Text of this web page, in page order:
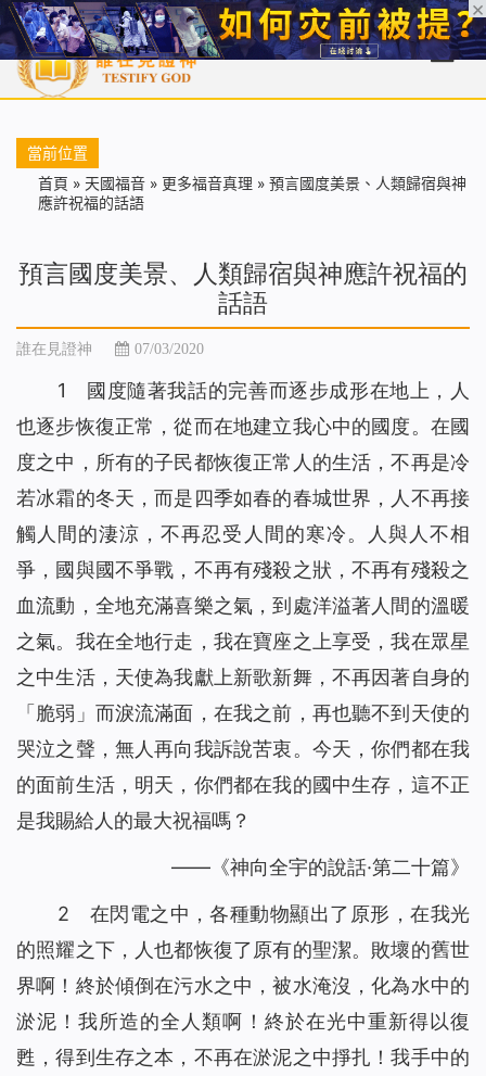
首頁 每日靈糧 天國福音 基督徒見證 信仰解答 聖經
當前位置
首頁 » 天國福音 » 更多福音真理 » 預言國度美景、人類歸宿與神
應許祝福的話語
預言國度美景、人類歸宿與神應許祝福的
話語
誰在見證神 07/03/2020
1 國度隨著我話的完善而逐步成形在地上，人
也逐步恢復正常，從而在地建立我心中的國度。在國
度之中，所有的子民都恢復正常人的生活，不再是冷
若冰霜的冬天，而是四季如春的春城世界，人不再接
觸人間的淒涼，不再忍受人間的寒冷。人與人不相
爭，國與國不爭戰，不再有殘殺之狀，不再有殘殺之
血流動，全地充滿喜樂之氣，到處洋溢著人間的溫暖
之氣。我在全地行走，我在寶座之上享受，我在眾星
之中生活，天使為我獻上新歌新舞，不再因著自身的
「脆弱」而淚流滿面，在我之前，再也聽不到天使的
哭泣之聲，無人再向我訴說苦衷。今天，你們都在我
的面前生活，明天，你們都在我的國中生存，這不正
是我賜給人的最大祝福嗎？
——《神向全宇的說話·第二十篇》
2 在閃電之中，各種動物顯出了原形，在我光
的照耀之下，人也都恢復了原有的聖潔。敗壞的舊世
界啊！終於傾倒在污水之中，被水淹沒，化為水中的
淤泥！我所造的全人類啊！終於在光中重新得以復
甦，得到生存之本，不再在淤泥之中掙扎！我手中的